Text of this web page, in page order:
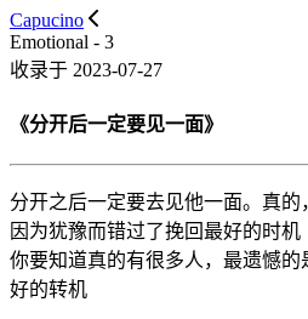
Capucino
Emotional - 3
收录于 2023-07-27
《分开后一定要见一面》
分开之后一定要去见他一面。真
因为犹豫而错过了挽回最好的时机
你要知道真的有很多人，最遗憾
好的转机